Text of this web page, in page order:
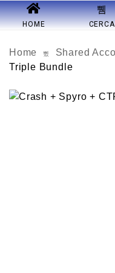
HOME CERCA
Home Shared
Triple Bundle